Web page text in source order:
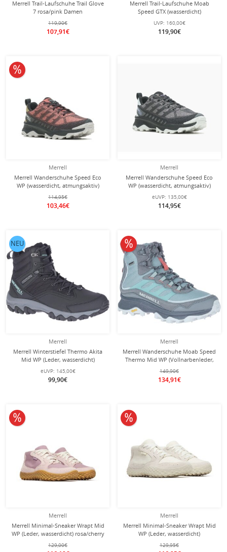
Merrell Trail-Laufschuhe Trail Glove
7 rosa/pink Damen
119,90€
107,91€
Merrell Trail-Laufschuhe Moab
Speed GTX (wasserdicht)
dunkelblau/hellblau Damen
UVP: 160,00€
119,90€
Merrell
Merrell Wanderschuhe Speed Eco
WP (wasserdicht, atmungsaktiv)
charcoal/rot Damen
114,95€
103,46€
10% reduziert
Merrell
Merrell Wanderschuhe Speed Eco
WP (wasserdicht, atmungsaktiv)
charcoal/orchidpink Damen
eUVP: 135,00€
114,95€
Merrell
Merrell Winterstiefel Thermo Akita
Mid WP (Leder, wasserdicht)
schwarz Damen
eUVP: 145,00€
99,90€
NEU
Merrell
Merrell Wanderschuhe Moab Speed
Thermo Mid WP (Vollnarbenleder,
wasserdicht) blau/grau Damen
149,90€
134,91€
10% reduziert
Merrell
Merrell Minimal-Sneaker Wrapt Mid
WP (Leder, wasserdicht) rosa/cherry
Damen
129,00€
10% reduziert
Merrell
Merrell Minimal-Sneaker Wrapt Mid
WP (Leder, wasserdicht)
hellgrau/beige Damen
129,95€
10% reduziert